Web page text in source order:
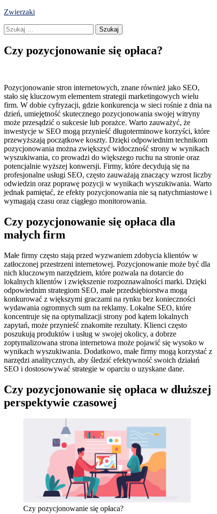
Skip
content
Zwierzaki
Szukaj:
Czy pozycjonowanie się opłaca?
Pozycjonowanie stron internetowych, znane również jako SEO,
stało się kluczowym elementem strategii marketingowych wielu
firm. W dobie cyfryzacji, gdzie konkurencja w sieci rośnie z dnia na
dzień, umiejętność skutecznego pozycjonowania swojej witryny
może przesądzić o sukcesie lub porażce. Warto zauważyć, że
inwestycje w SEO mogą przynieść długoterminowe korzyści, które
przewyższają początkowe koszty. Dzięki odpowiednim technikom
pozycjonowania można zwiększyć widoczność strony w wynikach
wyszukiwania, co prowadzi do większego ruchu na stronie oraz
potencjalnie wyższej konwersji. Firmy, które decydują się na
profesjonalne usługi SEO, często zauważają znaczący wzrost liczby
odwiedzin oraz poprawę pozycji w wynikach wyszukiwania. Warto
jednak pamiętać, że efekty pozycjonowania nie są natychmiastowe i
wymagają czasu oraz ciągłego monitorowania.
Czy pozycjonowanie się opłaca dla
małych firm
Małe firmy często stają przed wyzwaniem zdobycia klientów w
zatłoczonej przestrzeni internetowej. Pozycjonowanie może być dla
nich kluczowym narzędziem, które pozwala na dotarcie do
lokalnych klientów i zwiększenie rozpoznawalności marki. Dzięki
odpowiednim strategiom SEO, małe przedsiębiorstwa mogą
konkurować z większymi graczami na rynku bez konieczności
wydawania ogromnych sum na reklamy. Lokalne SEO, które
koncentruje się na optymalizacji strony pod kątem lokalnych
zapytań, może przynieść znakomite rezultaty. Klienci często
poszukują produktów i usług w swojej okolicy, a dobrze
zoptymalizowana strona internetowa może pojawić się wysoko w
wynikach wyszukiwania. Dodatkowo, małe firmy mogą korzystać z
narzędzi analitycznych, aby śledzić efektywność swoich działań
SEO i dostosowywać strategie w oparciu o uzyskane dane.
Czy pozycjonowanie się opłaca w dłuższej
perspektywie czasowej
Czy pozycjonowanie się opłaca?